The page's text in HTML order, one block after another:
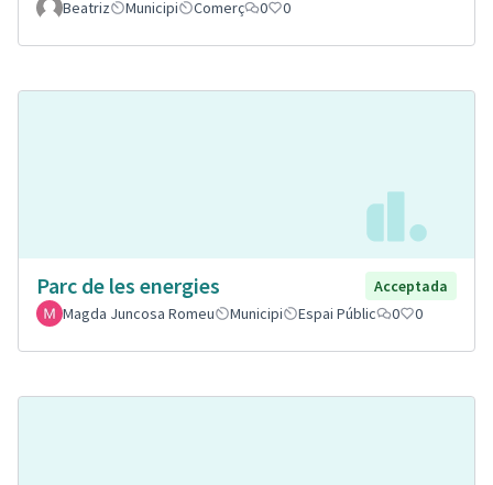
Beatriz Municipi Comerç 0 0
Parc de les energies
Acceptada
Magda Juncosa Romeu
Municipi Espai Públic 0 0